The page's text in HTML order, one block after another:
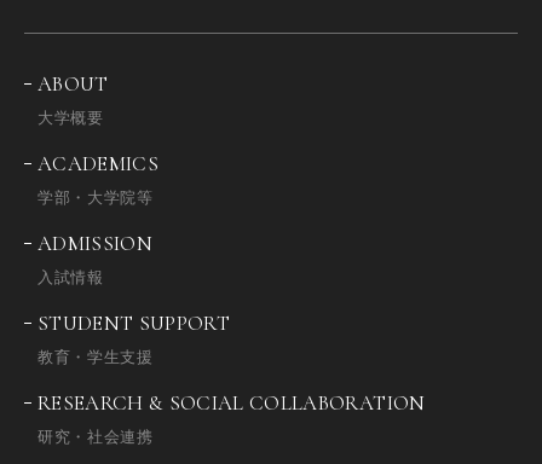
ABOUT
大学概要
ACADEMICS
学部・大学院等
ADMISSION
入試情報
STUDENT SUPPORT
教育・学生支援
RESEARCH & SOCIAL COLLABORATION
研究・社会連携